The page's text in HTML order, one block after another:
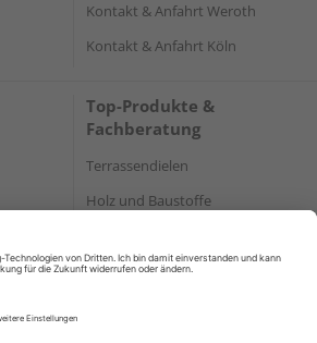
Kontakt & Anfahrt Weroth
Kontakt & Anfahrt Köln
Top-Produkte &
Fachberatung
Terrassendielen
Holz und Baustoffe